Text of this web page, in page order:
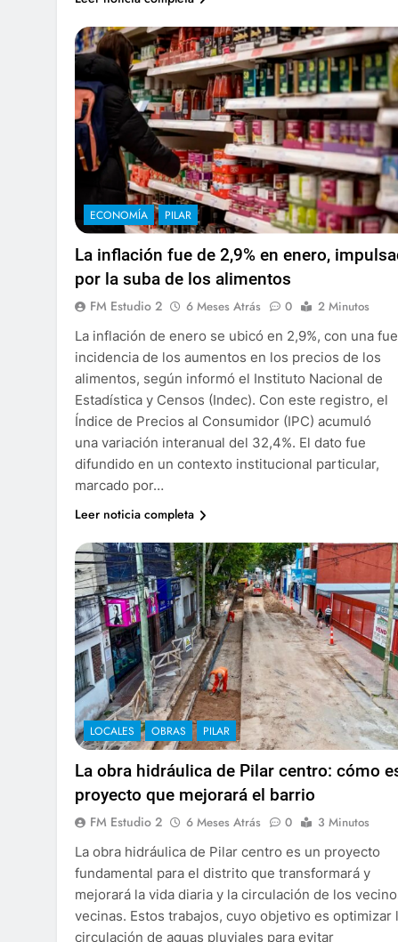
ECONOMÍA PILAR
La inflación fue de 2,9% en enero,
por la suba de los alimentos
FM Estudio 2 6 Meses Atrás 0
2 Minutos
La inflación de enero se ubicó en 2,9%, con una
incidencia de los aumentos en los precios de los
alimentos, según informó el Instituto Nacional de
Estadística y Censos (Indec). Con este registro, el
Índice de Precios al Consumidor (IPC) acumuló
una variación interanual del 32,4%. El dato fue
difundido en un contexto institucional particular,
marcado por…
Leer noticia completa
LOCALES OBRAS PILAR
La obra hidráulica de Pilar centro: cómo
proyecto que mejorará el barrio
FM Estudio 2 6 Meses Atrás 0
3 Minutos
La obra hidráulica de Pilar centro es un proyecto
fundamental para el distrito que transformará y
mejorará la vida diaria y la circulación de los
vecinas. Estos trabajos, cuyo objetivo es optimizar
circulación de aguas pluviales para evitar